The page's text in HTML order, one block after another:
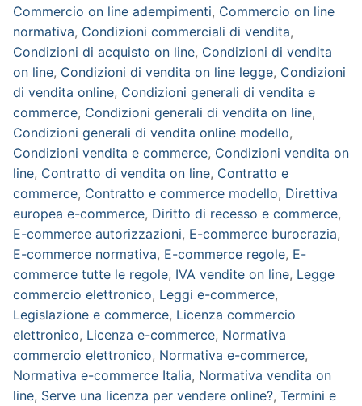
Commercio on line adempimenti, Commercio on line
normativa, Condizioni commerciali di vendita,
Condizioni di acquisto on line, Condizioni di vendita
on line, Condizioni di vendita on line legge, Condizioni
di vendita online, Condizioni generali di vendita e
commerce, Condizioni generali di vendita on line,
Condizioni generali di vendita online modello,
Condizioni vendita e commerce, Condizioni vendita on
line, Contratto di vendita on line, Contratto e
commerce, Contratto e commerce modello, Direttiva
europea e-commerce, Diritto di recesso e commerce,
E-commerce autorizzazioni, E-commerce burocrazia,
E-commerce normativa, E-commerce regole, E-
commerce tutte le regole, IVA vendite on line, Legge
commercio elettronico, Leggi e-commerce,
Legislazione e commerce, Licenza commercio
elettronico, Licenza e-commerce, Normativa
commercio elettronico, Normativa e-commerce,
Normativa e-commerce Italia, Normativa vendita on
line, Serve una licenza per vendere online?, Termini e